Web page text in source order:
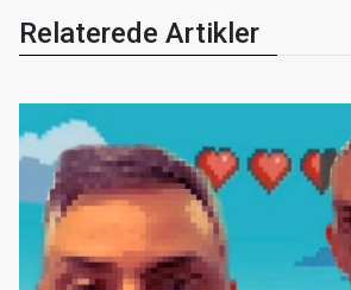
Relaterede Artikler